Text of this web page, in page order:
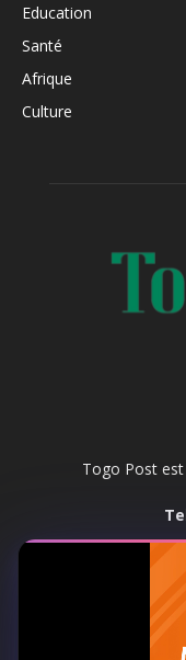
Education
Santé
Afrique
Culture
Togo Post